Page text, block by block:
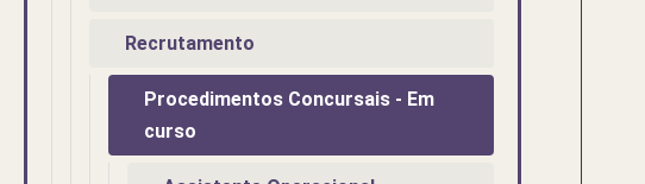
Recrutamento
Procedimentos Concursais - Em
curso